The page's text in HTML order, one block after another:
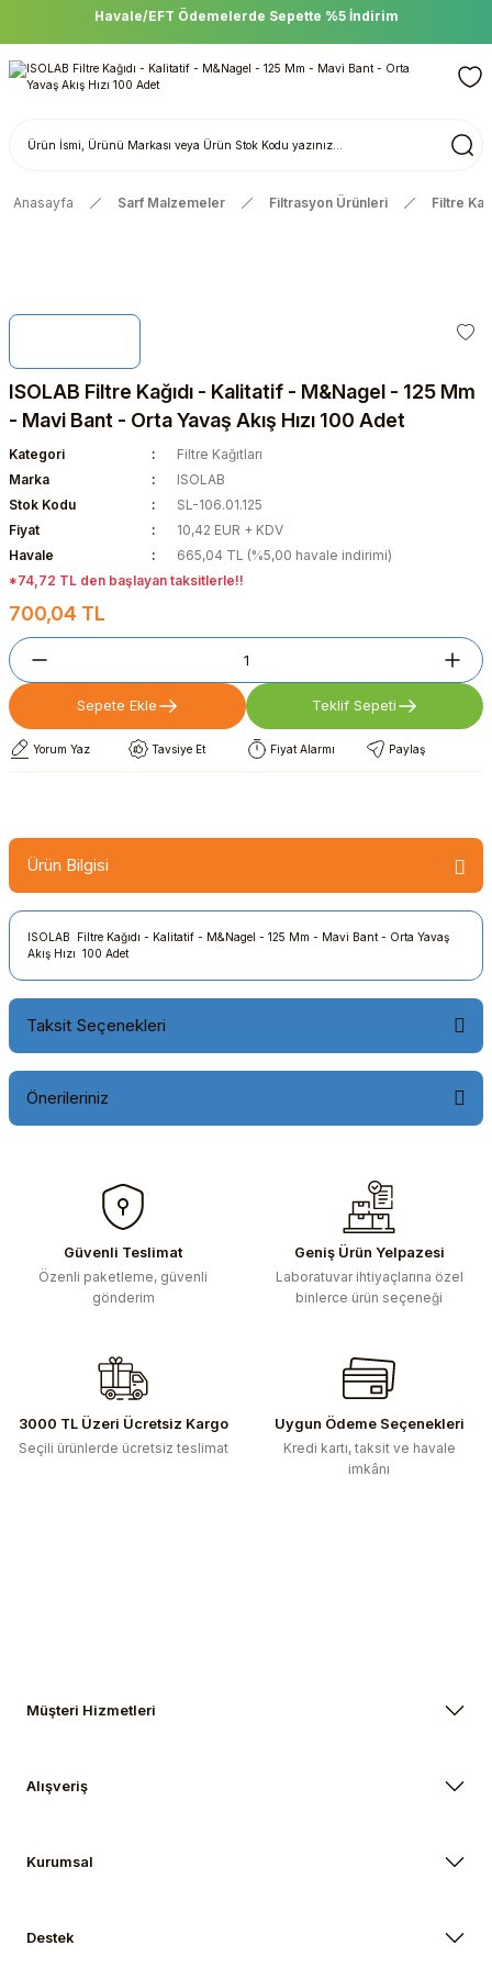
Havale/EFT Ödemelerde Sepette %5 İndirim
Anasayfa Sarf Malzemeler Filtrasyon Ürünleri Filtre
ISOLAB Filtre Kağıdı - Kalitatif - M&Nagel - 125 Mm
- Mavi Bant - Orta Yavaş Akış Hızı 100 Adet
Kategori
Filtre Kağıtları
Marka
ISOLAB
Stok Kodu
SL-106.01.125
Fiyat
10,42 EUR + KDV
Havale
665,04 TL (%5,00 havale indirimi)
*74,72 TL den başlayan taksitlerle!!
700,04 TL
Sepete Ekle Teklif Sepeti
Yorum Yaz Tavsiye Et Fiyat Alarmı Paylaş
Ürün Bilgisi
ISOLAB Filtre Kağıdı - Kalitatif - M&Nagel - 125 Mm - Mavi Bant - Orta Yavaş
Akış Hızı 100 Adet
Taksit Seçenekleri
Önerileriniz
konularda yetersiz gördüğünüz noktaları öneri formunu
kullanarak tarafımıza iletebilirsiniz.
Görüş ve önerileriniz için teşekkür ederiz.
Ürün resmi kalitesiz, bozuk veya görüntülenemiyor.
Ürün fiyatı diğer sitelerden daha pahalı.
Bu ürüne benzer farklı alternatifler olmalı.
Güvenli Teslimat
Özenli paketleme, güvenli
gönderim
Geniş Ürün Yelpazesi
Laboratuvar ihtiyaçlarına özel
binlerce ürün seçeneği
3000 TL Üzeri Ücretsiz Kargo
Seçili ürünlerde ücretsiz teslimat
Uygun Ödeme Seçenekleri
Kredi kartı, taksit ve havale
imkânı
Müşteri Hizmetleri
Alışveriş
Kurumsal
Destek